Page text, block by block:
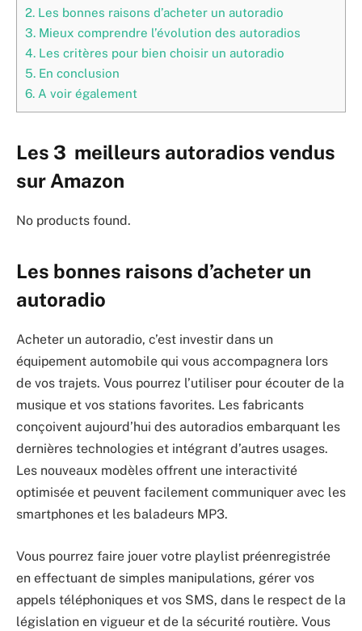
2. Les bonnes raisons d’acheter un autoradio
3. Mieux comprendre l’évolution des autoradios
4. Les critères pour bien choisir un autoradio
5. En conclusion
6. A voir également
Les 3 meilleurs autoradios vendus
sur Amazon
No products found.
Les bonnes raisons d’acheter un
autoradio
Acheter un autoradio, c’est investir dans un
équipement automobile qui vous accompagnera lors
de vos trajets. Vous pourrez l’utiliser pour écouter de la
musique et vos stations favorites. Les fabricants
conçoivent aujourd’hui des autoradios embarquant les
dernières technologies et intégrant d’autres usages.
Les nouveaux modèles offrent une interactivité
optimisée et peuvent facilement communiquer avec les
smartphones et les baladeurs MP3.
Vous pourrez faire jouer votre playlist préenregistrée
en effectuant de simples manipulations, gérer vos
appels téléphoniques et vos SMS, dans le respect de la
législation en vigueur et de la sécurité routière. Vous